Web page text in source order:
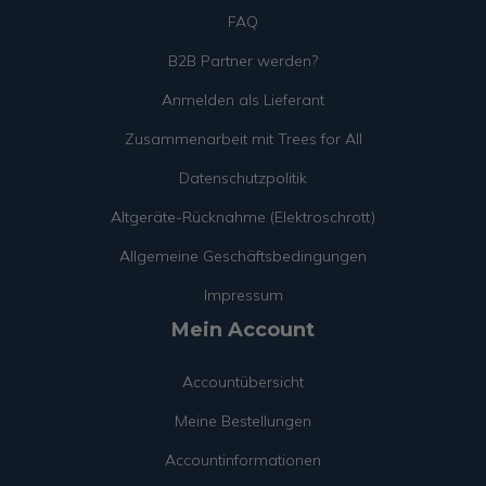
FAQ
B2B Partner werden?
Anmelden als Lieferant
Zusammenarbeit mit Trees for All
Datenschutzpolitik
Altgeräte-Rücknahme (Elektroschrott)
Allgemeine Geschäftsbedingungen
Impressum
Mein Account
Accountübersicht
Meine Bestellungen
Accountinformationen